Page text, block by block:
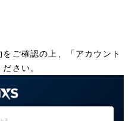
ご確認の上、「アカウント
さい。